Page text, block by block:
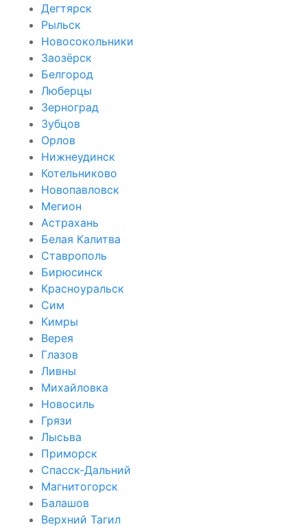
Дегтярск
Рыльск
Новосокольники
Заозёрск
Белгород
Люберцы
Зерноград
Зубцов
Орлов
Нижнеудинск
Котельниково
Новопавловск
Мегион
Астрахань
Белая Калитва
Ставрополь
Бирюсинск
Красноуральск
Сим
Кимры
Верея
Глазов
Ливны
Михайловка
Новосиль
Грязи
Лысьва
Приморск
Спасск-Дальний
Магнитогорск
Балашов
Верхний Тагил